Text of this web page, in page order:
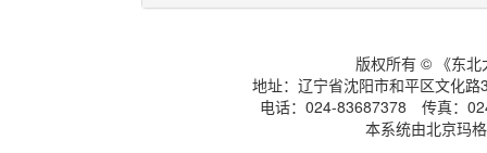
版权所有 © 《东北
地址：辽宁省沈阳市和平区文化
电话：024-83687378 传真：
本系统由北京玛